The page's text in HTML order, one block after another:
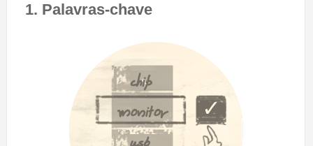
1. Palavras-chave